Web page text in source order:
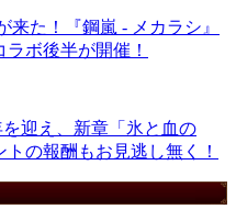
来た！『鋼嵐 - メカラシ』
ボ後半が開催！
迎え、新章「氷と血の
の報酬もお見逃し無く！